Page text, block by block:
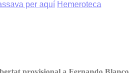
per aquí Hemeroteca